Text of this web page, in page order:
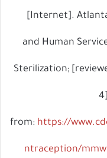
[Internet].
and Human
Sterilization;
from: https://
ntraception/